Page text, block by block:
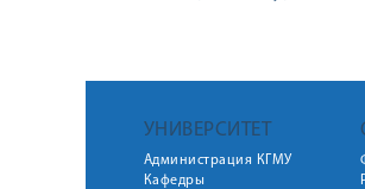
УНИВЕРСИТЕТ
Администрация КГМУ
Кафедры